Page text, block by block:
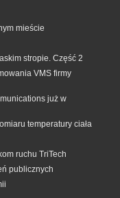
mieście
stropie. Część 2
VMS firmy
już w
temperatury ciała
ruchu TriTech
publicznych